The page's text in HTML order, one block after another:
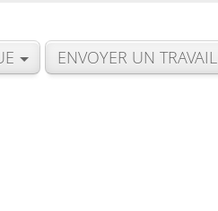
ENVOYER UN TRAVAIL